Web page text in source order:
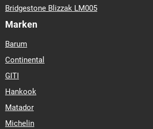
Bridgestone Blizzak LM005
Marken
Barum
Continental
GITI
Hankook
Matador
Michelin